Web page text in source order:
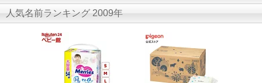
人気名前ランキング 2009年